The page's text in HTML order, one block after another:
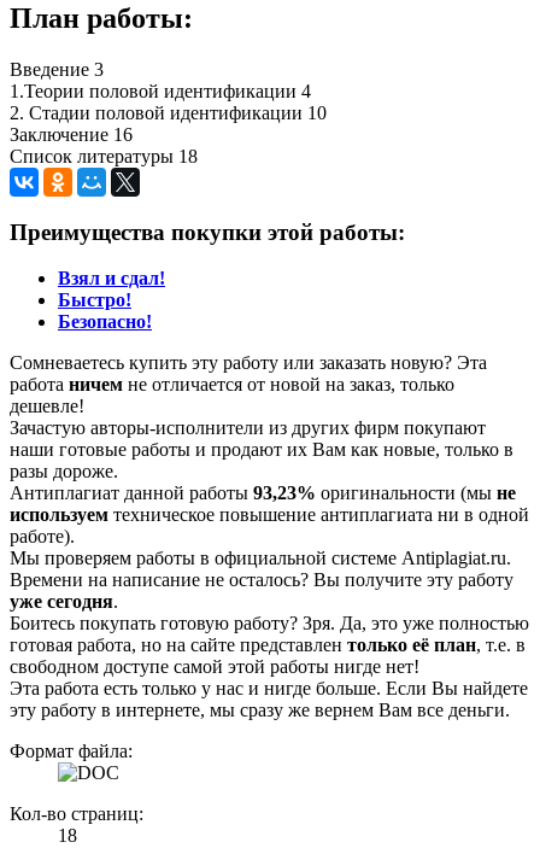
План работы:
Введение 3
1.Теории половой идентификации 4
2. Стадии половой идентификации 10
Заключение 16
Список литературы 18
Преимущества покупки этой работы:
Взял и сдал!
Быстро!
Безопасно!
Сомневаетесь купить эту работу или заказать новую? Эта
работа ничем не отличается от новой на заказ, только
дешевле!
Зачастую авторы-исполнители из других фирм покупают
наши готовые работы и продают их Вам как новые, только в
разы дороже.
Антиплагиат данной работы 93,23% оригинальности (мы не
используем техническое повышение антиплагиата ни в одной
работе).
Мы проверяем работы в официальной системе Аntiplagiat.ru.
Времени на написание не осталось? Вы получите эту работу
уже сегодня.
Боитесь покупать готовую работу? Зря. Да, это уже полностью
готовая работа, но на сайте представлен только её план, т.е. в
свободном доступе самой этой работы нигде нет!
Эта работа есть только у нас и нигде больше. Если Вы найдете
эту работу в интернете, мы сразу же вернем Вам все деньги.
Формат файла:
Кол-во страниц:
18